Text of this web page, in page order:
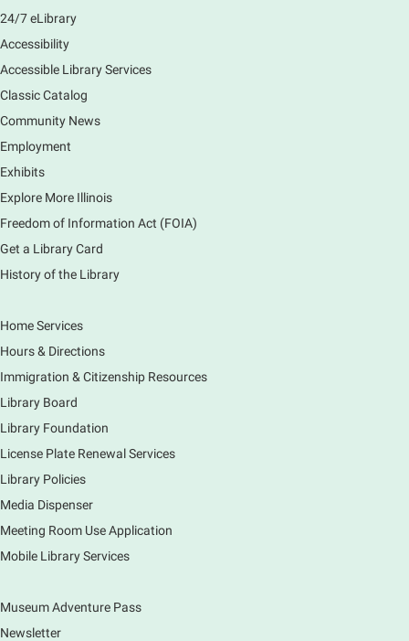
24/7 eLibrary
Accessibility
Accessible Library Services
Classic Catalog
Community News
Employment
Exhibits
Explore More Illinois
Freedom of Information Act (FOIA)
Get a Library Card
History of the Library
Home Services
Hours & Directions
Immigration & Citizenship Resources
Library Board
Library Foundation
License Plate Renewal Services
Library Policies
Media Dispenser
Meeting Room Use Application
Mobile Library Services
Museum Adventure Pass
Newsletter